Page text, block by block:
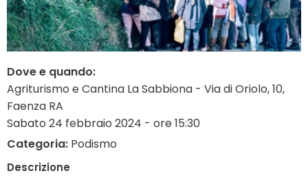
Dove e quando:
Agriturismo e Cantina La Sabbiona - Via di Oriolo, 10,
Faenza RA
Sabato 24 febbraio 2024 - ore 15:30
Categoria: Podismo
Descrizione